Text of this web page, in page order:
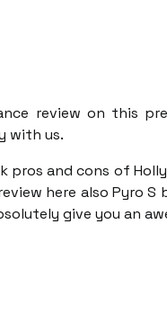
review on this
with us.
pros and cons of
here also Pyro S
give you an